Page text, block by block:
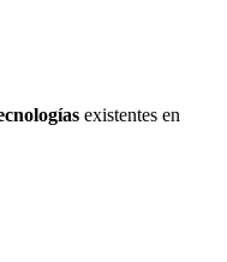
existentes en